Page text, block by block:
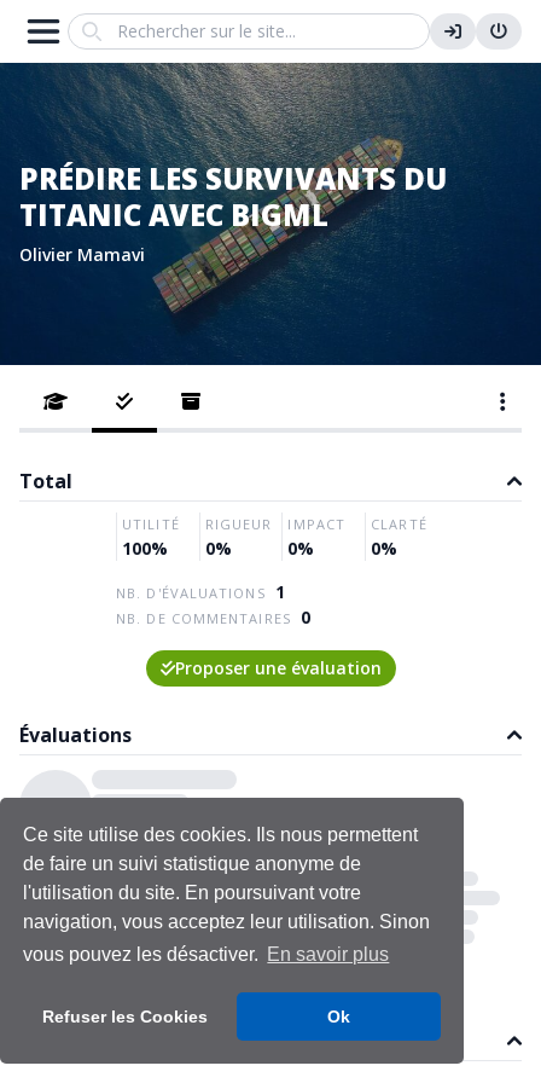
Ce site utilise des cookies. Ils nous permettent
de faire un suivi statistique anonyme de
l'utilisation du site. En poursuivant votre
navigation, vous acceptez leur utilisation. Sinon
vous pouvez les désactiver. En savoir plus
Refuser les Cookies Ok
Search
PRÉDIRE LES SURVIVANTS DU
TITANIC AVEC BIGML
Olivier Mamavi
Total
UTILITÉ
100%
RIGUEUR
0%
IMPACT
0%
CLARTÉ
0%
NB. D'ÉVALUATIONS 1
NB. DE COMMENTAIRES 0
Proposer une évaluation
Évaluations